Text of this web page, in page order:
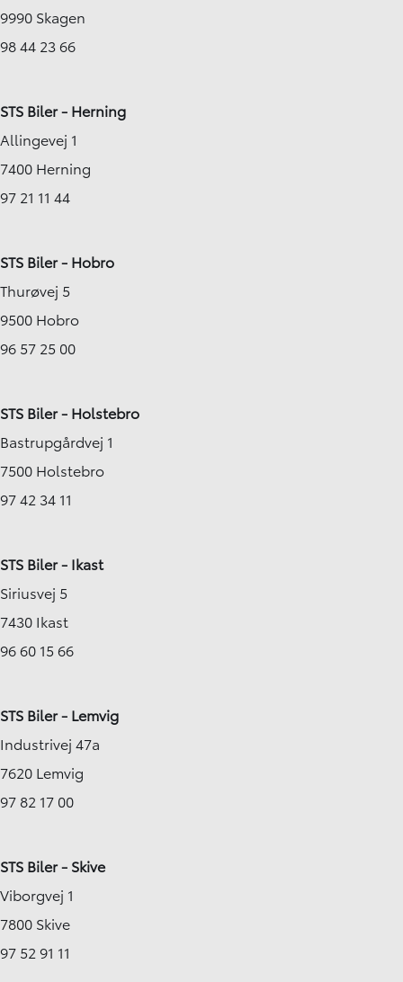
9990 Skagen
98 44 23 66
STS Biler - Herning
Allingevej 1
7400 Herning
97 21 11 44
STS Biler - Hobro
Thurøvej 5
9500 Hobro
96 57 25 00
STS Biler - Holstebro
Bastrupgårdvej 1
7500 Holstebro
97 42 34 11
STS Biler - Ikast
Siriusvej 5
7430 Ikast
96 60 15 66
STS Biler - Lemvig
Industrivej 47a
7620 Lemvig
97 82 17 00
STS Biler - Skive
Viborgvej 1
7800 Skive
97 52 91 11